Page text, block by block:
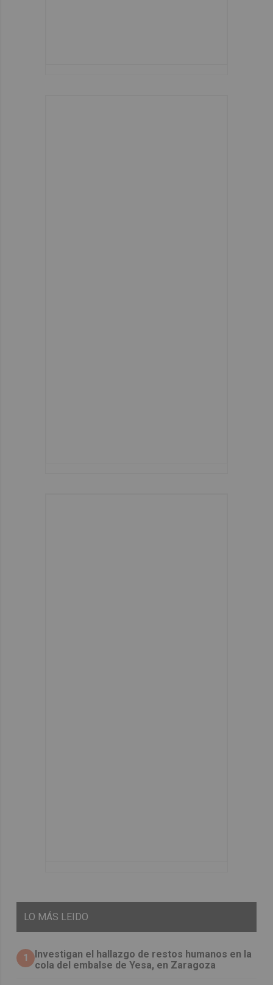
LO MÁS LEIDO
1
Investigan el hallazgo de restos humanos en la
cola del embalse de Yesa, en Zaragoza